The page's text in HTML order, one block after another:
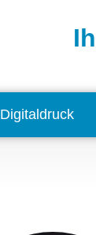
Digitaldruck